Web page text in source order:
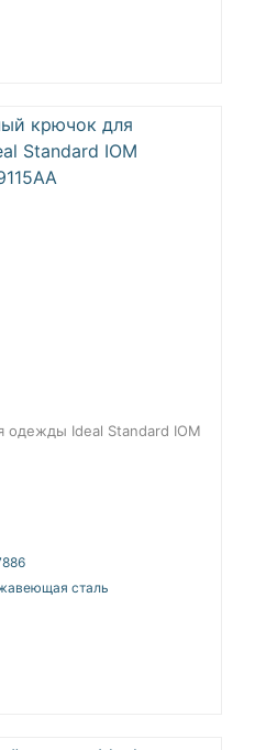
одежды Ideal Standard IOM
сталь